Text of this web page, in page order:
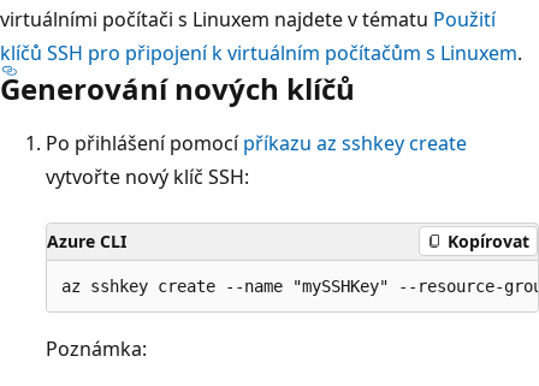
virtuálními počítači s Linuxem najdete v tématu Použití
klíčů SSH pro připojení k virtuálním počítačům s Linuxem.
Generování nových klíčů
Po přihlášení pomocípříkazu az sshkey create
vytvořte nový klíč SSH:
Azure CLI Kopírovat
Poznámka: